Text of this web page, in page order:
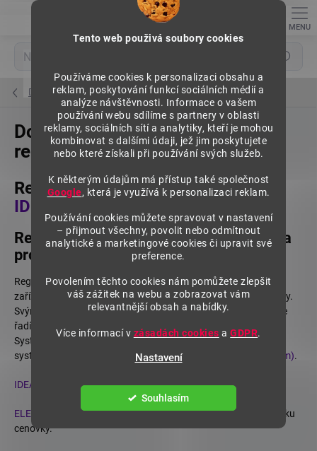
Tento web použivá soubory cookies
Používáme cookies k personalizaci obsahu a
reklam, poskytování funkcí sociálních médií a
analýze návštěvnosti. Informace o vašem
používání webu sdílíme s partnery v oblasti
reklamy, sociálních sítí a analytiky, kteří je mohou
kombinovat s dalšími údaji, jež jim poskytujete
nebo které získali při používání svých služeb.
K některým údajům má přístup také společnost
Google, která je využívá k personalizaci reklam.
Používání cookies můžete spravovat v nastavení
– přijmout všechny, povolit nebo odmítnout
analytické a marketingové cookies či upravit své
preference.
Povolením těchto cookies nám pomůžete zlepšit
váš zážitek na webu a zobrazovat vám
relevantnější obsah a nabídky.
Více informací v zásadách cookies aGDPR.
Nastavení
Souhlasím
Hledat
Domů
Dokumenty ke stažení | Prodejní
regály SU5
Regálový systém SU5 -
IDEAL
Regálový systém pro zařízení obchodů a
prodejen.
Regálový systém SU5 - IDEAL/ELEGANT 50 je stavebnicové
zařízení s jednoduchou montáží a snadnou možností přestavby.
Svými parametry, kvalitou, technickým a estetickým řešením se
řadí mezi moderní zařízení pro vybavení obchodů a prodejen.
Systémy IDEAL/ELEGANT jsou modernizací názvu původního
systému SU5. Číslo 50 značírozteče děrování stojin (28+22 mm).
IDEAL - kovové police s profilem "U", pro nasunutí cenovky.
ELEGANT
- přední strana polic je připravena pro nasunutí držáku
cenovky.